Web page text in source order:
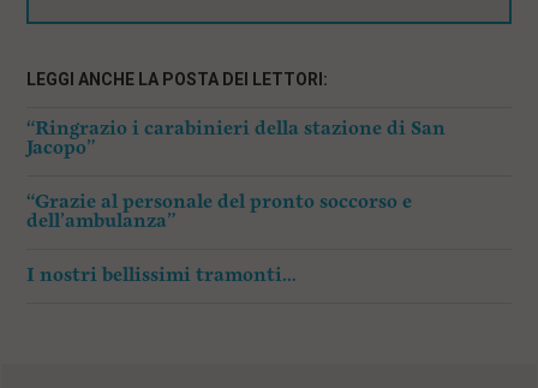
LEGGI ANCHE LA POSTA DEI LETTORI:
“Ringrazio i carabinieri della stazione di San
Jacopo”
“Grazie al personale del pronto soccorso e
dell’ambulanza”
I nostri bellissimi tramonti…